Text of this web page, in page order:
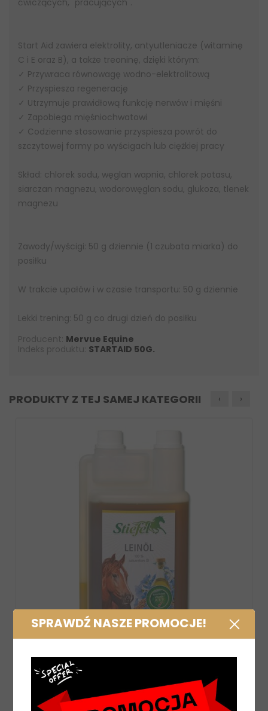
SPRAWDŹ NASZE PROMOCJE!
ćwiczących, "pracujących".
Start Aid zawiera elektrolity, antyutleniacze (witaminę
C i E oraz B), a także treoninę, dzięki którym:
✓ Przywraca równowagę wodno-elektrolitową
✓ Przyspiesza regenerację
✓ Utrzymuje prawidłową funkcję nerwów i mięśni
✓ Zapobiega mięśniochwatowi
✓ Codzienne stosowanie przyspiesza powrót do
szczytowej formy po wyścigach lub ciężkiej pracy
Skład: chlorek sodu, węglan wapnia, chlorek potasu,
siarczan magnezu, wodorowęglan sodu, glukoza, tlenek
magnezu
Zawody/wyścigi: 50 g dziennie (1 czubata miarka) do
posiłku
W trakcie upałów i w czasie transportu: 50 g dziennie
Lekki trening: 50 g co drugi dzień do posiłku
Producent: Mervue Equine
Indeks produktu: STARTAID 50G.
PRODUKTY Z TEJ SAMEJ KATEGORII ‹ ›